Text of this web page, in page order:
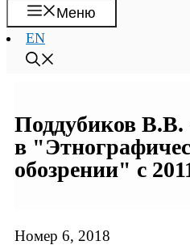
Меню
EN
Поддубиков
в
обозрении" с
Номер 6, 2018